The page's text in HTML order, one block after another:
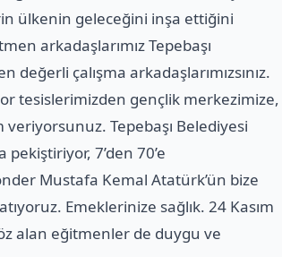
ülkenin geleceğini inşa ettiğini
arkadaşlarımız Tepebaşı
çalışma arkadaşlarımızsınız.
tesislerimizden gençlik merkezimize,
Tepebaşı Belediyesi
7’den 70’e
Mustafa Kemal Atatürk’ün bize
Emeklerinize sağlık. 24 Kasım
alan eğitmenler de duygu ve